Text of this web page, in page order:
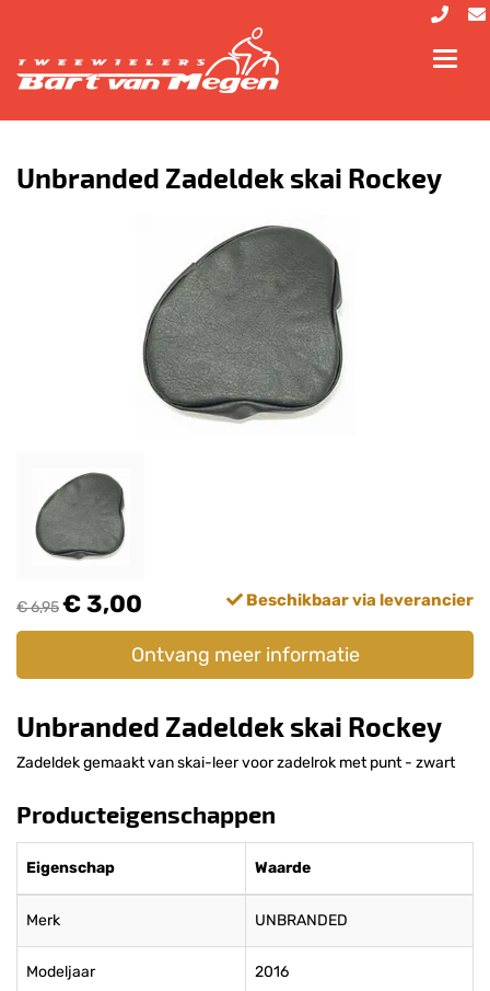
Unbranded Zadeldek skai Rockey
€ 6,95€ 3,00 Beschikbaar via leverancier
Ontvang meer informatie
Unbranded Zadeldek skai Rockey
Zadeldek gemaakt van skai-leer voor zadelrok met punt - zwart
Producteigenschappen
Eigenschap Waarde
Merk UNBRANDED
Modeljaar 2016